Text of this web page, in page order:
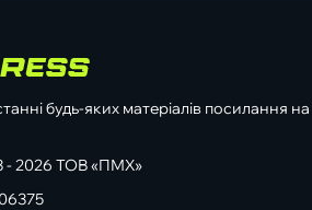
будь-яких матеріалів посилання
- 2026 ТОВ «ПМХ»